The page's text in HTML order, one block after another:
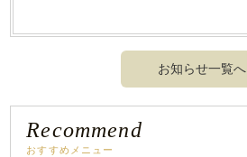
お知らせ一覧へ
Recommend
おすすめメニュー